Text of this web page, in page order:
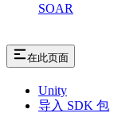
SOAR
在此页面
Unity
导入 SDK 包